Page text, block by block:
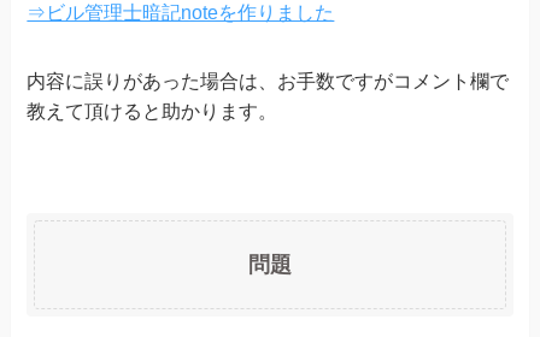
⇒ビル管理士暗記noteを作りました
内容に誤りがあった場合は、お手数ですがコメント欄で
教えて頂けると助かります。
問題